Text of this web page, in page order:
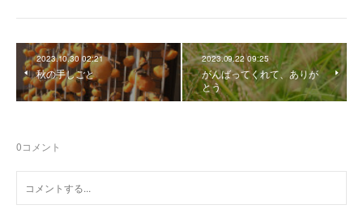
2023.10.30 02:21
秋の手しごと
2023.09.22 09:25
がんばってくれて、ありが
とう
0コメント